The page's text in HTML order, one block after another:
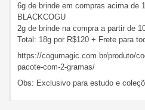
6g de brinde em compras acima de
BLACKCOGU
2g de brinde na compra a partir de
Total: 18g por R$120 + Frete para
https://cogumagic.com.br/produto/
pacote-com-2-gramas/
Obs: Exclusivo para estudo e